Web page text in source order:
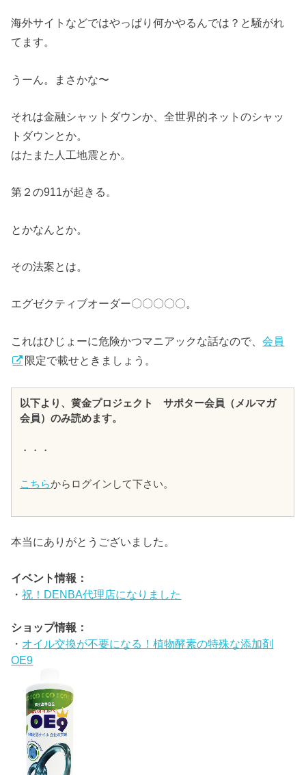
海外サイトなどではやっぱり何かやるんでは？と騒がれ
てます。
うーん。まさかな〜
それは金融シャットダウンか、全世界的ネットのシャッ
トダウンとか。
はたまた人工地震とか。
第２の911が起きる。
とかなんとか。
その法案とは。
エグゼクティブオーダー〇〇〇〇〇。
これはひじょーに危険かつマニアックな話なので、会員
限定で載せときましょう。
以下より、黄金プロジェクト サポター会員（メルマガ
会員）のみ読めます。
・・・
こちらからログインして下さい。
本当にありがとうございました。
イベント情報：
・祝！DENBA代理店になりました
ショップ情報：
・ オイル交換が不要になる！植物酵素の特殊な添加剤
OE9